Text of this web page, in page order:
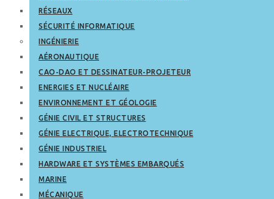
RÉSEAUX
SÉCURITÉ INFORMATIQUE
INGÉNIERIE
AÉRONAUTIQUE
CAO-DAO ET DESSINATEUR-PROJETEUR
ENERGIES ET NUCLÉAIRE
ENVIRONNEMENT ET GÉOLOGIE
GÉNIE CIVIL ET STRUCTURES
GÉNIE ELECTRIQUE, ELECTROTECHNIQUE
GÉNIE INDUSTRIEL
HARDWARE ET SYSTÈMES EMBARQUÉS
MARINE
MÉCANIQUE